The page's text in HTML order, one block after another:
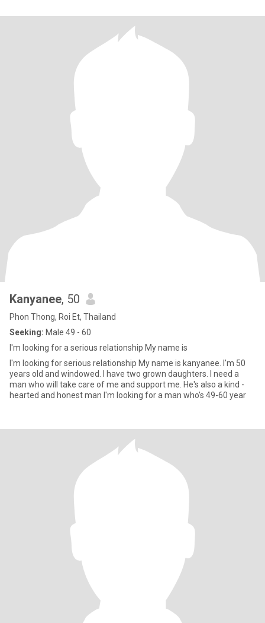
Kanyanee, 50
Phon Thong, Roi Et, Thailand
Seeking: Male 49 - 60
I'm looking for a serious relationship My name is
I'm looking for serious relationship My name is kanyanee. I'm 50
years old and windowed. I have two grown daughters. I need a
man who will take care of me and support me. He's also a kind -
hearted and honest man I'm looking for a man who's 49-60 year